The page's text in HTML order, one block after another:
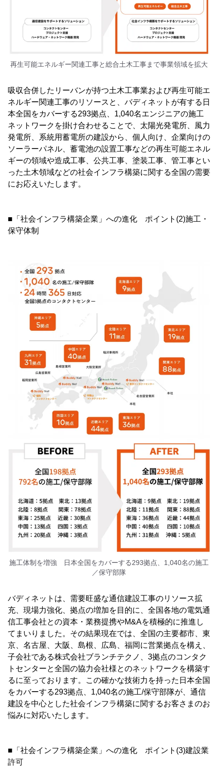
再生可能エネルギー関連工事と総合土木工事まで事業領域を拡大
吸収合併したリーバンが持つ土木工事業および再生可能エ
ネルギー関連工事のリソースと、バディネットが有する日
本全国をカバーする293拠点、1,040名エンジニアの施工
ネットワークを掛け合わせることで、太陽光発電所、風力
発電所、系統用蓄電所の建設から、個人向け、企業向けの
ソーラーパネル、蓄電池の設置工事などの再生可能エネル
ギーの領域や造成工事、公共工事、塗装工事、管工事とい
った土木領域などの社会インフラ構築に関する全国の需要
にお応えいたします。
■「社会インフラ構築企業」への進化 ポイント(2)施工・
保守体制
施工体制を増強 日本全国をカバーする293拠点、1,040名の施工
／保守部隊
バディネットは、需要旺盛な通信建設工事のリソース拡
充、現場力強化、拠点の増加を目的に、全国各地の電気通
信工事会社との資本・業務提携やM&Aを積極的に推進し
てまいりました。その結果現在では、全国の主要都市、東
京、名古屋、大阪、島根、広島、福岡に営業拠点を構え、
子会社である株式会社ブランチテクノ、3拠点のコンタク
トセンターと全国の協力会社様とのネットワークを構築す
るに至っております。この確かな技術力を持った日本全国
をカバーする293拠点、1,040名の施工/保守部隊が、通信
建設を中心とした社会インフラ構築に関するお客さまのお
悩みに対応いたします。
■「社会インフラ構築企業」への進化 ポイント(3)建設業
許可